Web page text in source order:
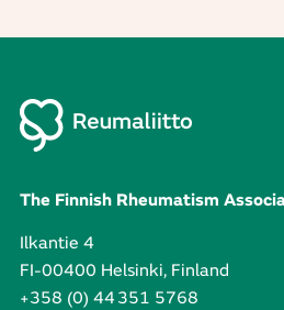
The Finnish Rheumatism
Ilkantie 4
FI-00400 Helsinki, Finland
+358 (0) 44 351 5768